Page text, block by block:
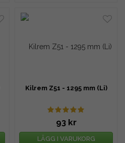
Kilrem Z51 - 1295 mm (Li)
93 kr
LÄGG I VARUKORG